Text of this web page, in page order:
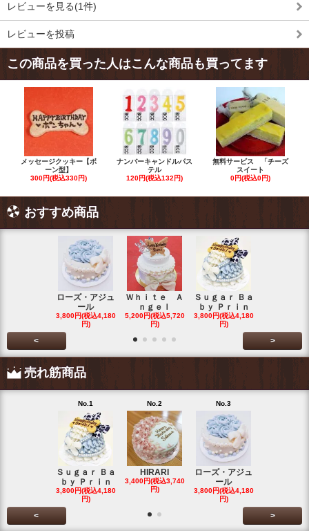
レビューを見る(1件)
レビューを投稿
この商品を買った人はこんな商品も買ってます
メッセージクッキー【ボ
ーン型】
300円(税込330円)
ナンバーキャンドルパス
テル
120円(税込132円)
無料サービス 「チーズ
スイート
0円(税込0円)
おすすめ商品
ローズ・アジュ
ール
3,800円(税込4,180
円)
Ｗｈｉｔｅ Ａ
ｎｇｅｌ
5,200円(税込5,720
円)
Ｓｕｇａｒ Ｂａ
ｂｙ Ｐｒｉｎ
3,800円(税込4,180
円)
< >
売れ筋商品
No.1
Ｓｕｇａｒ Ｂａ
ｂｙ Ｐｒｉｎ
3,800円(税込4,180
円)
No.2
HIRARI
3,400円(税込3,740
円)
No.3
ローズ・アジュ
ール
3,800円(税込4,180
円)
< >